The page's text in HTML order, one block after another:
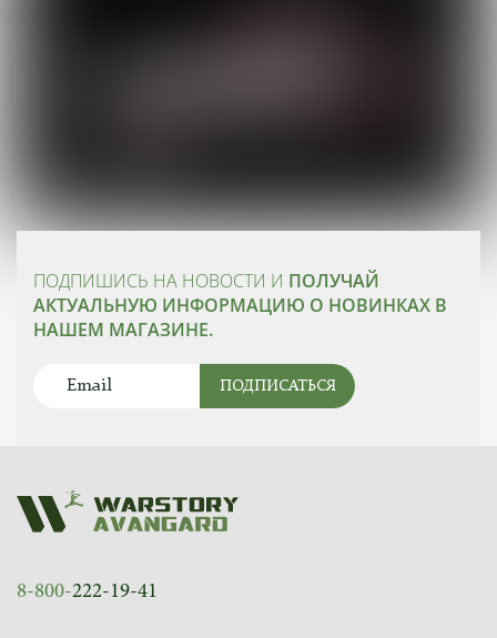
ПОДПИШИСЬ НА НОВОСТИ И ПОЛУЧАЙ
АКТУАЛЬНУЮ ИНФОРМАЦИЮ О НОВИНКАХ В
НАШЕМ МАГАЗИНЕ.
ПОДПИСАТЬСЯ
8-800-222-19-41